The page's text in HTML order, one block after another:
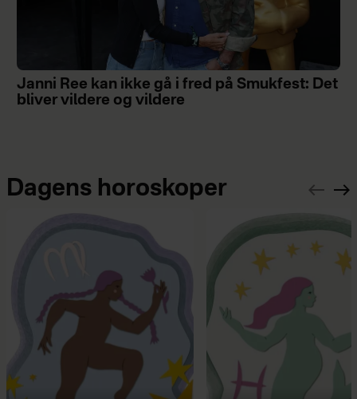
Janni Ree kan ikke gå i fred på Smukfest: Det
bliver vildere og vildere
Dagens horoskoper